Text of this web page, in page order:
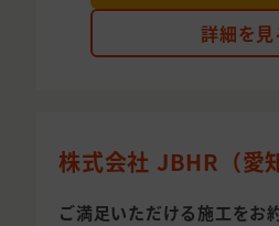
詳細を見
株式会社 JBHR（愛
ご満足いただける施工をお